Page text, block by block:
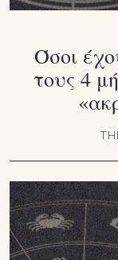
Όσοι
τους 4